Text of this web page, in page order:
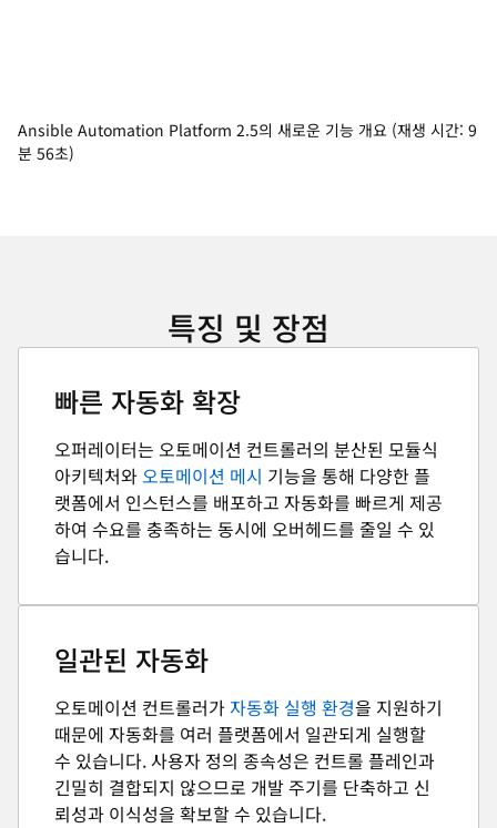
Ansible Automation Platform 2.5의 새로운 기능 개요 (재생 시간: 9
분 56초)
특징 및 장점
빠른 자동화 확장
오퍼레이터는 오토메이션 컨트롤러의 분산된 모듈식
아키텍처와오토메이션 메시 기능을 통해 다양한 플
랫폼에서 인스턴스를 배포하고 자동화를 빠르게 제공
하여 수요를 충족하는 동시에 오버헤드를 줄일 수 있
습니다.
일관된 자동화
오토메이션 컨트롤러가자동화 실행 환경을 지원하기
때문에 자동화를 여러 플랫폼에서 일관되게 실행할
수 있습니다. 사용자 정의 종속성은 컨트롤 플레인과
긴밀히 결합되지 않으므로 개발 주기를 단축하고 신
뢰성과 이식성을 확보할 수 있습니다.